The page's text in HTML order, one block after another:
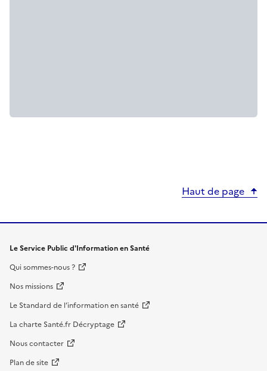
Haut de page
Le Service Public d'Information en Santé
Qui sommes-nous ?
Nos missions
Le Standard de l’information en santé
La charte Santé.fr Décryptage
Nous contacter
Plan de site